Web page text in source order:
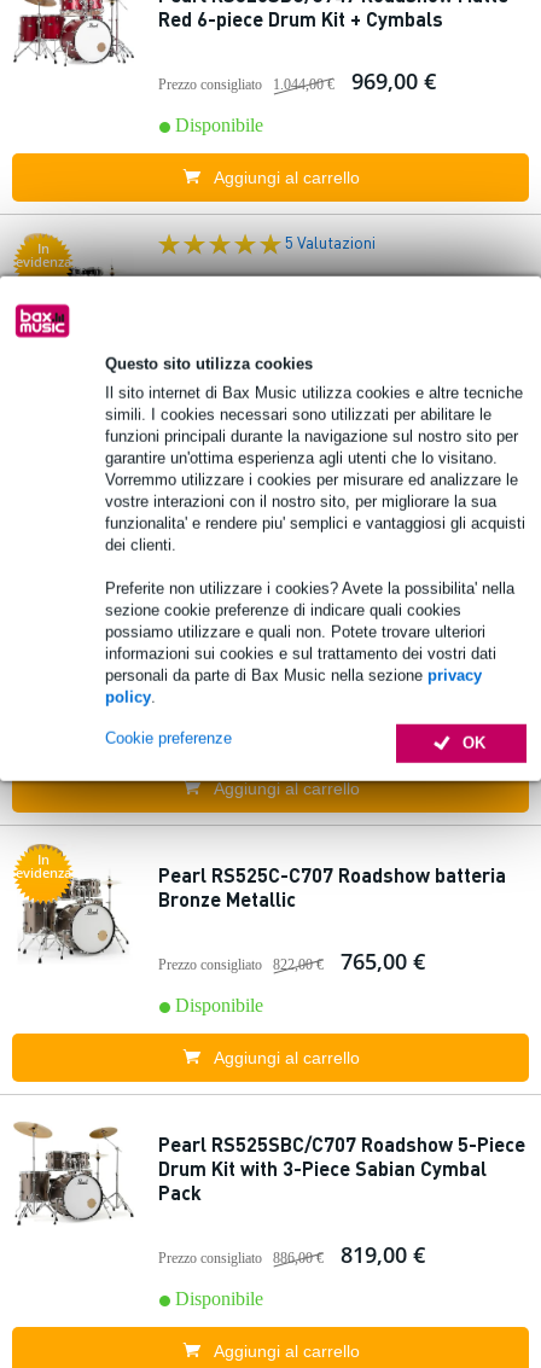
Questo sito utilizza cookies
Il sito internet di Bax Music utilizza cookies e altre tecniche
simili. I cookies necessari sono utilizzati per abilitare le
funzioni principali durante la navigazione sul nostro sito per
garantire un'ottima esperienza agli utenti che lo visitano.
Vorremmo utilizzare i cookies per misurare ed analizzare le
vostre interazioni con il nostro sito, per migliorare la sua
funzionalita' e rendere piu' semplici e vantaggiosi gli acquisti
dei clienti.
Preferite non utilizzare i cookies? Avete la possibilita' nella
sezione cookie preferenze di indicare quali cookies
possiamo utilizzare e quali non. Potete trovare ulteriori
informazioni sui cookies e sul trattamento dei vostri dati
personali da parte di Bax Music nella sezione privacy
policy.
OK
Cookie preferenze
Red 6-piece Drum Kit + Cymbals
Prezzo consigliato 1.044,00 € 969,00 €
Disponibile
Aggiungi al carrello
In
evidenza
5 Valutazioni
Prezzo consigliato 796,00 € 765,00 €
Disponibile
Aggiungi al carrello
Pearl DMP905/C227 Decade Maple Satin
Slate Black, batteria
1.590,00 €
Disponibile
Aggiungi al carrello
In
evidenza
Pearl RS525C-C707 Roadshow batteria
Bronze Metallic
Prezzo consigliato 822,00 € 765,00 €
Disponibile
Aggiungi al carrello
Pearl RS525SBC/C707 Roadshow 5-Piece
Drum Kit with 3-Piece Sabian Cymbal
Pack
Prezzo consigliato 886,00 € 819,00 €
Disponibile
Aggiungi al carrello